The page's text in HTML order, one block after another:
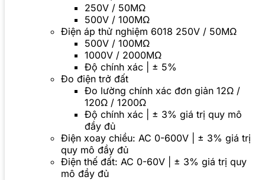
250V / 50MΩ
500V / 100MΩ
Điện áp thử nghiệm 6018 250V / 50MΩ
500V / 100MΩ
1000V / 2000MΩ
Độ chính xác | ± 5%
Đo điện trở đất
Đo lường chính xác đơn giản 12Ω /
120Ω / 1200Ω
Độ chính xác | ± 3% giá trị quy mô
đầy đủ
Điện xoay chiều: AC 0-600V | ± 3% giá trị
quy mô đầy đủ
Điện thế đất: AC 0-60V | ± 3% giá trị quy
mô đầy đủ